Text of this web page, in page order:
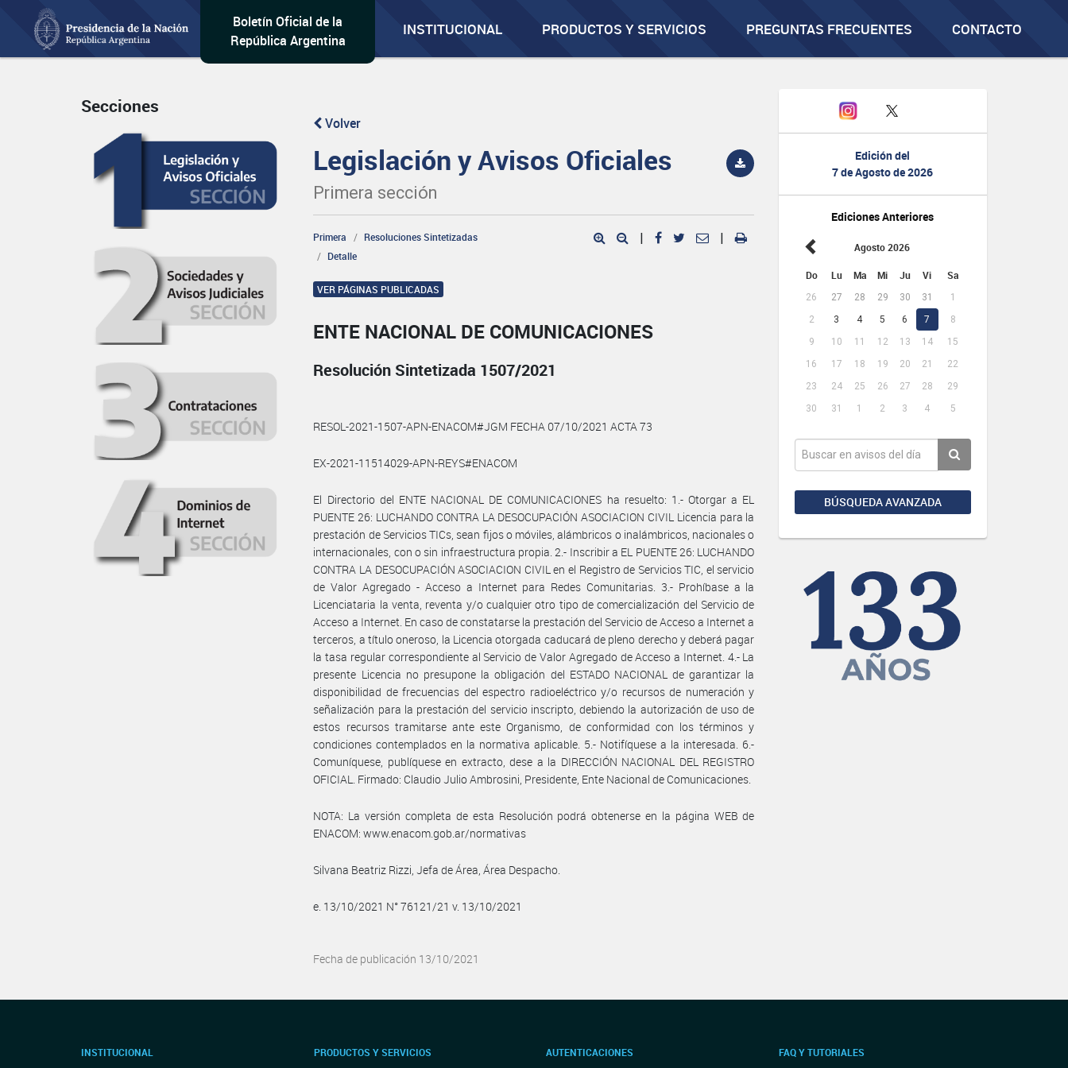
Boletín Oficial de la
República Argentina
INSTITUCIONAL PRODUCTOS Y SERVICIOS PREGUNTAS FRECUENTES CONTACTO
Edición del
7 de Agosto de 2026
Ediciones Anteriores
Agosto 2026
Do Lu Ma Mi Ju Vi Sa
26 27 28 29 30 31
1
2
3 4 5 6 7
8
9
10 11 12 13 14
15
16
17 18 19 20 21
22
23
24 25 26 27 28
29
30
31 1 2 3 4 5
BÚSQUEDA AVANZADA
Secciones
Volver
Legislación y Avisos Oficiales
Primera sección
Primera
Resoluciones Sintetizadas
Detalle
| |
VER PÁGINAS PUBLICADAS
ENTE NACIONAL DE COMUNICACIONES
Resolución Sintetizada 1507/2021
RESOL-2021-1507-APN-ENACOM#JGM FECHA 07/10/2021 ACTA 73
EX-2021-11514029-APN-REYS#ENACOM
El Directorio del ENTE NACIONAL DE COMUNICACIONES ha resuelto: 1.- Otorgar a EL
PUENTE 26: LUCHANDO CONTRA LA DESOCUPACIÓN ASOCIACION CIVIL Licencia para la
prestación de Servicios TICs, sean fijos o móviles, alámbricos o inalámbricos, nacionales o
internacionales, con o sin infraestructura propia. 2.- Inscribir a EL PUENTE 26: LUCHANDO
CONTRA LA DESOCUPACIÓN ASOCIACION CIVIL en el Registro de Servicios TIC, el servicio
de Valor Agregado - Acceso a Internet para Redes Comunitarias. 3.- Prohíbase a la
Licenciataria la venta, reventa y/o cualquier otro tipo de comercialización del Servicio de
Acceso a Internet. En caso de constatarse la prestación del Servicio de Acceso a Internet a
terceros, a título oneroso, la Licencia otorgada caducará de pleno derecho y deberá pagar
la tasa regular correspondiente al Servicio de Valor Agregado de Acceso a Internet. 4.- La
presente Licencia no presupone la obligación del ESTADO NACIONAL de garantizar la
disponibilidad de frecuencias del espectro radioeléctrico y/o recursos de numeración y
señalización para la prestación del servicio inscripto, debiendo la autorización de uso de
estos recursos tramitarse ante este Organismo, de conformidad con los términos y
condiciones contemplados en la normativa aplicable. 5.- Notifíquese a la interesada. 6.-
Comuníquese, publíquese en extracto, dese a la DIRECCIÓN NACIONAL DEL REGISTRO
OFICIAL. Firmado: Claudio Julio Ambrosini, Presidente, Ente Nacional de Comunicaciones.
NOTA: La versión completa de esta Resolución podrá obtenerse en la página WEB de
ENACOM: www.enacom.gob.ar/normativas
Silvana Beatriz Rizzi, Jefa de Área, Área Despacho.
e. 13/10/2021 N° 76121/21 v. 13/10/2021
Fecha de publicación 13/10/2021
INSTITUCIONAL PRODUCTOS Y SERVICIOS AUTENTICACIONES FAQ Y TUTORIALES